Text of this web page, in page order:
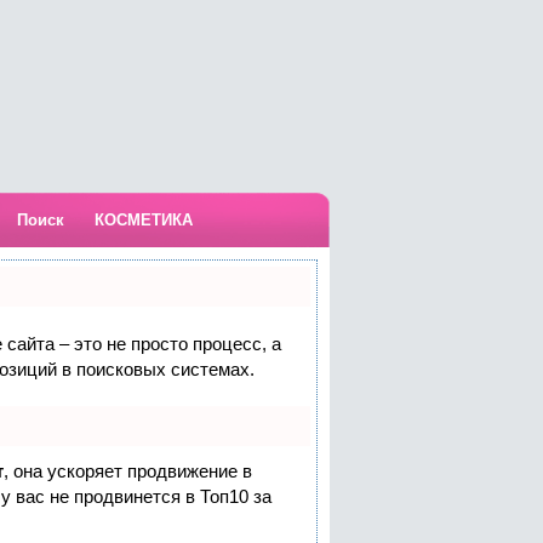
Поиск КОСМЕТИКА
– это не просто процесс, а
в поисковых системах.
, она ускоряет продвижение в
вас не продвинется в Топ10 за